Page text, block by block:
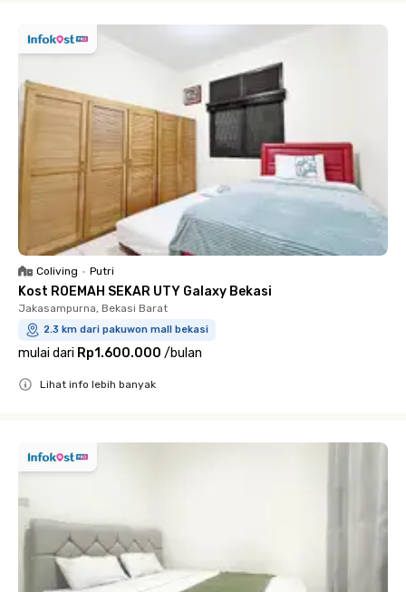
Coliving • Putri
Kost ROEMAH SEKAR UTY Galaxy Bekasi
Jakasampurna, Bekasi Barat
2.3 km dari pakuwon mall bekasi
mulai dari Rp1.600.000 /bulan
Lihat info lebih banyak